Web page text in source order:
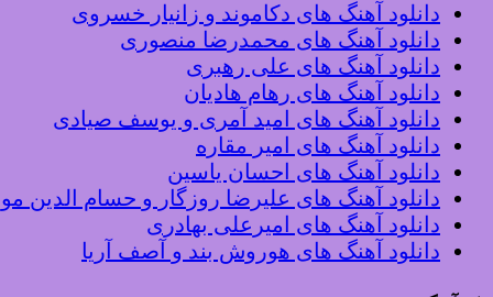
دانلود آهنگ های دکاموند و زانیار خسروی
دانلود آهنگ های محمدرضا منصوری
دانلود آهنگ های علی رهبری
دانلود آهنگ های رهام هادیان
دانلود آهنگ های امید آمری و یوسف صیادی
دانلود آهنگ های امیر مقاره
دانلود آهنگ های احسان یاسین
دانلود آهنگ های علیرضا روزگار و حسام الدین
دانلود آهنگ های امیرعلی بهادری
دانلود آهنگ های هوروش بند و آصف آریا